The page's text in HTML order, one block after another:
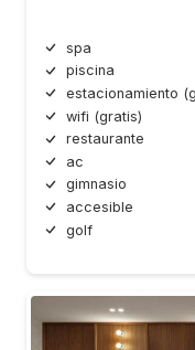
spa
piscina
estacionamiento
wifi (gratis)
restaurante
ac
gimnasio
accesible
golf